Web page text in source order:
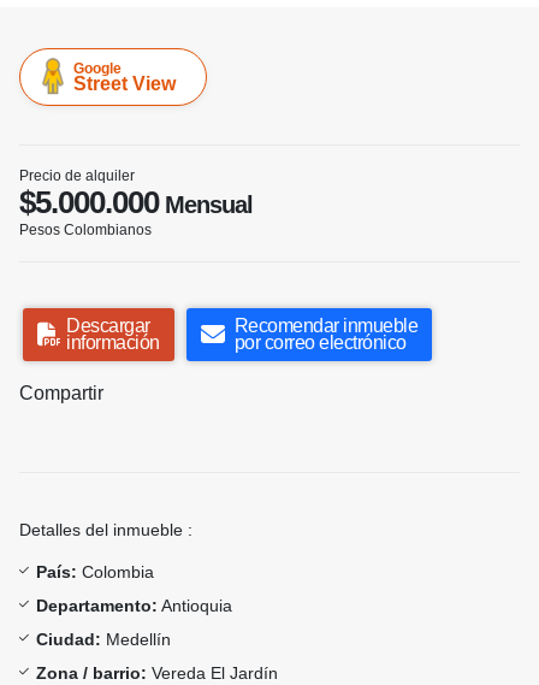
Google
Street View
Precio de alquiler
$5.000.000Mensual
Pesos Colombianos
Descargar
información
Recomendar inmueble
por correo electrónico
Compartir
Detalles del inmueble :
País: Colombia
Departamento: Antioquia
Ciudad: Medellín
Zona / barrio: Vereda El Jardín